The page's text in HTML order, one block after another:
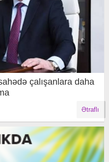
çalışanlara daha
Ətraflı